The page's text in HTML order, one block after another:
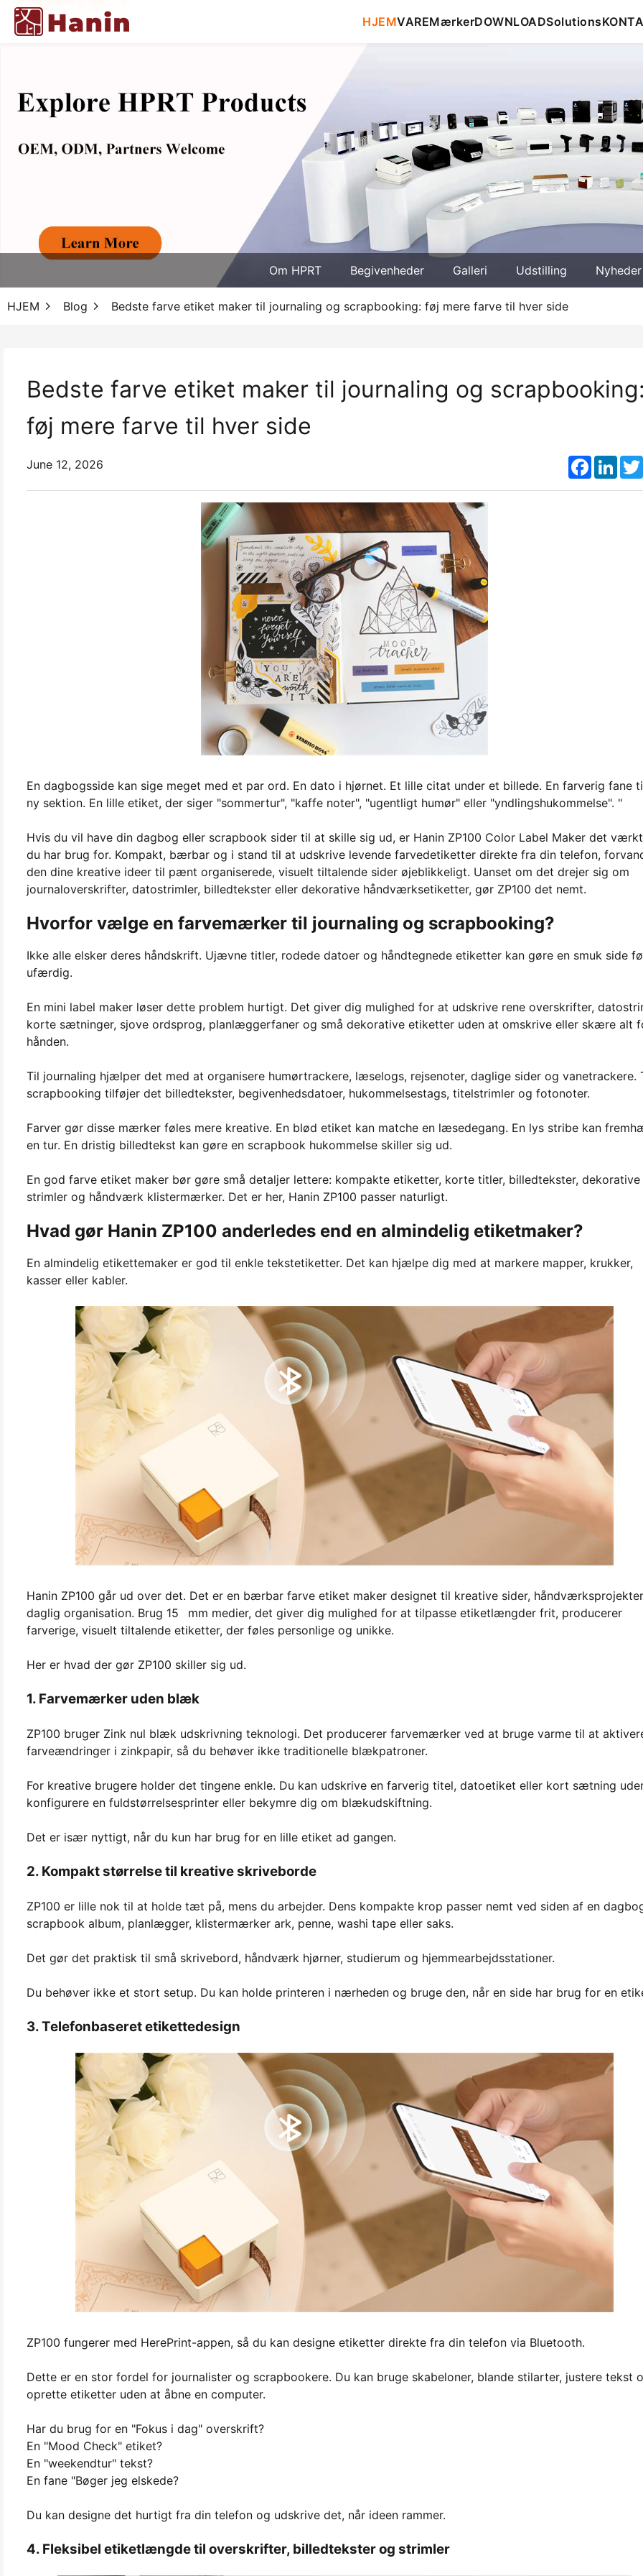
HJEMVAREMærkerDOWNLOADSolutions
Om HPRT Begivenheder Galleri Udstilling Nyheder
HJEM Blog Bedste farve etiket maker til journaling og scrapbooking: føj mere farve til hver side
Bedste farve etiket maker til journaling og
føj mere farve til hver side
June 12, 2026
En dagbogsside kan sige meget med et par ord. En dato i hjørnet. Et lille citat under et billede. En farverig fane
ny sektion. En lille etiket, der siger "sommertur", "kaffe noter", "ugentligt humør" eller "yndlingshukommelse". "
Hvis du vil have din dagbog eller scrapbook sider til at skille sig ud, er Hanin ZP100 Color Label Maker det
du har brug for. Kompakt, bærbar og i stand til at udskrive levende farvedetiketter direkte fra din telefon,
den dine kreative ideer til pænt organiserede, visuelt tiltalende sider øjeblikkeligt. Uanset om det drejer sig om
journaloverskrifter, datostrimler, billedtekster eller dekorative håndværksetiketter, gør ZP100 det nemt.
Hvorfor vælge en farvemærker til journaling og scrapbooking?
Ikke alle elsker deres håndskrift. Ujævne titler, rodede datoer og håndtegnede etiketter kan gøre en smuk side
ufærdig.
En mini label maker løser dette problem hurtigt. Det giver dig mulighed for at udskrive rene overskrifter,
korte sætninger, sjove ordsprog, planlæggerfaner og små dekorative etiketter uden at omskrive eller skære alt
hånden.
Til journaling hjælper det med at organisere humørtrackere, læselogs, rejsenoter, daglige sider og vanetrackere.
scrapbooking tilføjer det billedtekster, begivenhedsdatoer, hukommelsestags, titelstrimler og fotonoter.
Farver gør disse mærker føles mere kreative. En blød etiket kan matche en læsedegang. En lys stribe kan
en tur. En dristig billedtekst kan gøre en scrapbook hukommelse skiller sig ud.
En god farve etiket maker bør gøre små detaljer lettere: kompakte etiketter, korte titler, billedtekster, dekorative
strimler og håndværk klistermærker. Det er her, Hanin ZP100 passer naturligt.
Hvad gør Hanin ZP100 anderledes end en almindelig etiketmaker?
En almindelig etikettemaker er god til enkle tekstetiketter. Det kan hjælpe dig med at markere mapper, krukker,
kasser eller kabler.
Hanin ZP100 går ud over det. Det er en bærbar farve etiket maker designet til kreative sider,
daglig organisation. Brug 15 mm medier, det giver dig mulighed for at tilpasse etiketlængder frit, producerer
farverige, visuelt tiltalende etiketter, der føles personlige og unikke.
Her er hvad der gør ZP100 skiller sig ud.
1. Farvemærker uden blæk
ZP100 bruger Zink nul blæk udskrivning teknologi. Det producerer farvemærker ved at bruge varme til at
farveændringer i zinkpapir, så du behøver ikke traditionelle blækpatroner.
For kreative brugere holder det tingene enkle. Du kan udskrive en farverig titel, datoetiket eller kort sætning
konfigurere en fuldstørrelsesprinter eller bekymre dig om blækudskiftning.
Det er især nyttigt, når du kun har brug for en lille etiket ad gangen.
2. Kompakt størrelse til kreative skriveborde
ZP100 er lille nok til at holde tæt på, mens du arbejder. Dens kompakte krop passer nemt ved siden af en
scrapbook album, planlægger, klistermærker ark, penne, washi tape eller saks.
Det gør det praktisk til små skrivebord, håndværk hjørner, studierum og hjemmearbejdsstationer.
Du behøver ikke et stort setup. Du kan holde printeren i nærheden og bruge den, når en side har brug for en
3. Telefonbaseret etikettedesign
ZP100 fungerer med HerePrint-appen, så du kan designe etiketter direkte fra din telefon via Bluetooth.
Dette er en stor fordel for journalister og scrapbookere. Du kan bruge skabeloner, blande stilarter, justere tekst
oprette etiketter uden at åbne en computer.
Har du brug for en "Fokus i dag" overskrift?
En "Mood Check" etiket?
En "weekendtur" tekst?
En fane "Bøger jeg elskede?
Du kan designe det hurtigt fra din telefon og udskrive det, når ideen rammer.
4. Fleksibel etiketlængde til overskrifter, billedtekster og strimler